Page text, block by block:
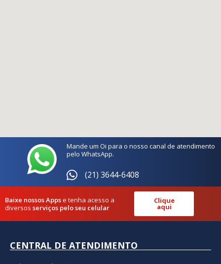
Mande um Oi para o nosso canal de atendimento
pelo WhatsApp.
(21) 3644-6408
Baixe nossos Appse tenha acesso a
diversos serviços pelo seu celular
Clique
aqui
CENTRAL DE ATENDIMENTO